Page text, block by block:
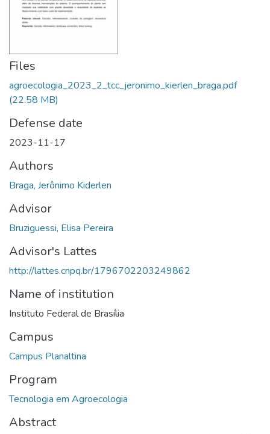
Files
agroecologia_2023_2_tcc_jeronimo_kierlen_braga.pdf
(22.58 MB)
Defense date
2023-11-17
Authors
Braga, Jerônimo Kiderlen
Advisor
Bruziguessi, Elisa Pereira
Advisor's Lattes
http://lattes.cnpq.br/1796702203249862
Name of institution
Instituto Federal de Brasília
Campus
Campus Planaltina
Program
Tecnologia em Agroecologia
Abstract